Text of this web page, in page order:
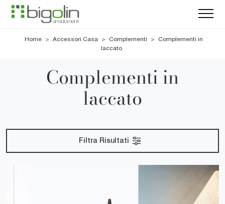
Home > Accessori Casa > Complementi >
Complementi in
laccato
Complementi in
laccato
Filtra Risultati